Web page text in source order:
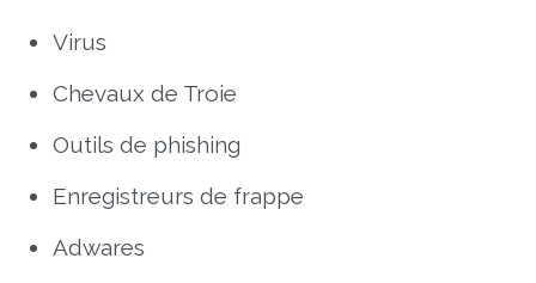
Virus
Chevaux de Troie
Outils de phishing
Enregistreurs de frappe
Adwares